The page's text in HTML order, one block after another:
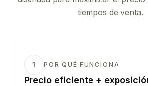
tiempos de venta.
1 POR QUÉ FUNCIONA
Precio eficiente +